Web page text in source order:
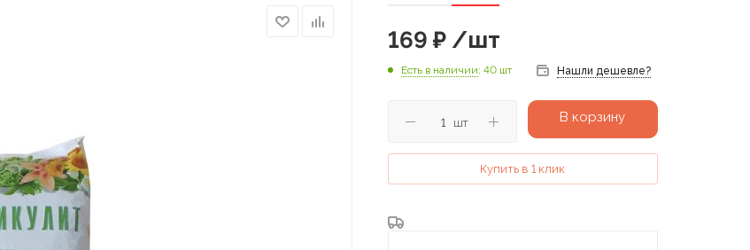
169 ₽/шт
Есть в наличии: 40 шт Нашли дешевле?
шт В корзину
Купить в 1 клик